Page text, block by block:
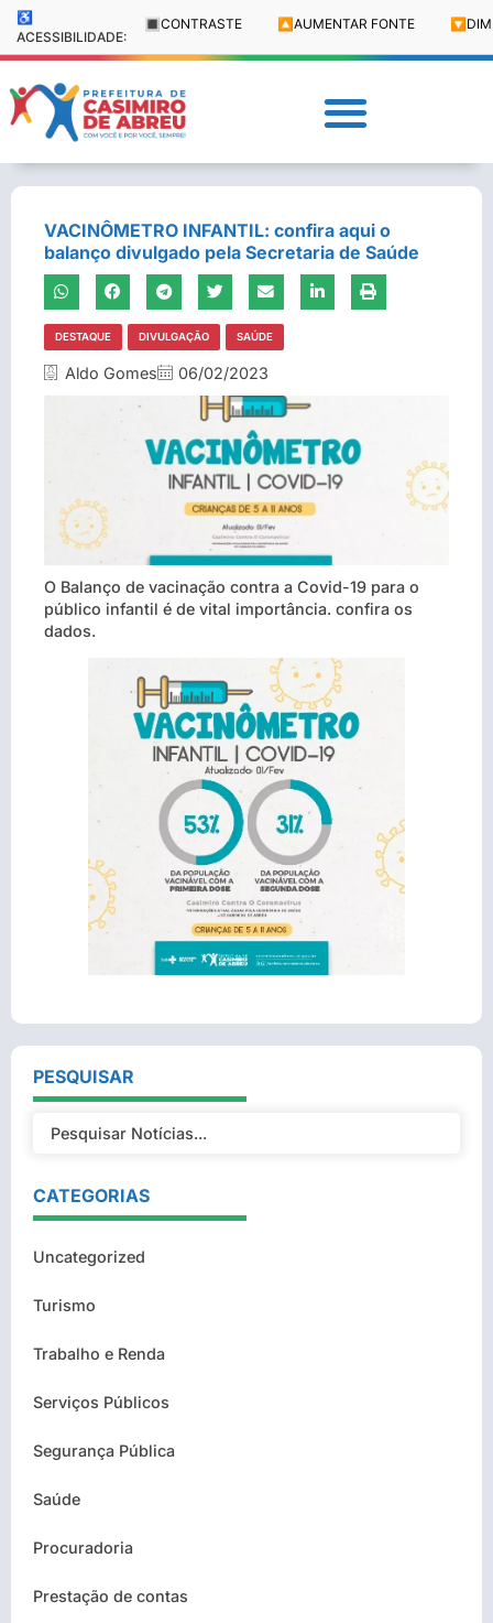
♿
ACESSIBILIDADE:
🔳 CONTRASTE 🔼 AUMENTAR FONTE 🔽
VACINÔMETRO INFANTIL: confira aqui o
balanço divulgado pela Secretaria de Saúde
DESTAQUE DIVULGAÇÃO SAÚDE
Aldo Gomes 06/02/2023
O Balanço de vacinação contra a Covid-19 para o
público infantil é de vital importância. confira os
dados.
PESQUISAR
CATEGORIAS
Uncategorized
Turismo
Trabalho e Renda
Serviços Públicos
Segurança Pública
Saúde
Procuradoria
Prestação de contas